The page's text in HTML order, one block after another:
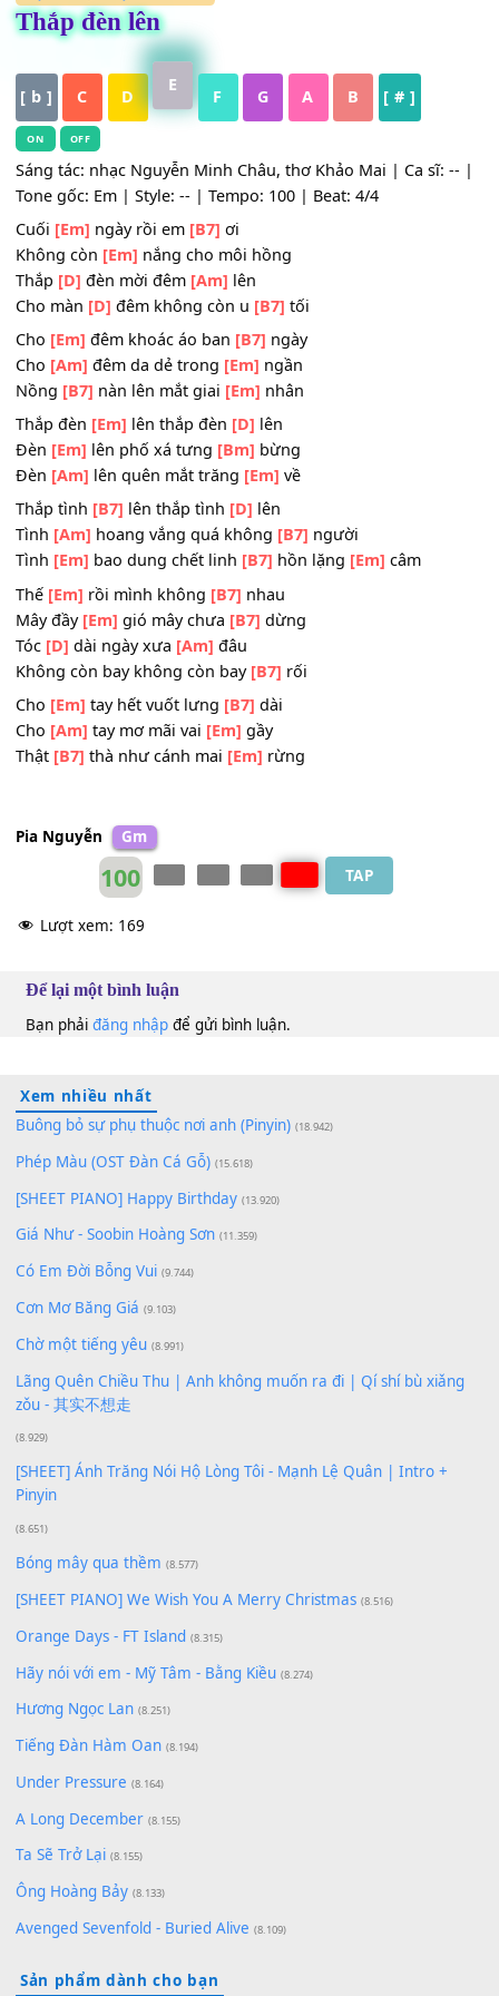
HỢP ÂM Nhạc Trữ Tình
Thắp đèn lên
[ b ] C D F G A B [ # ]
Sáng tác: nhạc Nguyễn Minh Châu, thơ Khảo Mai | Ca
Tone gốc: Em | Style: -- | Tempo: 100 | Beat: 4/4
Cuối[Em]ngày rồi em[B7]ơi
Không còn[Em]nắng cho môi hồng
Thắp[D] đèn mời đêm[Am]lên
Cho màn [D]đêm không còn u[B7]
Cho [Em]đêm khoác áo ban [B7]
Cho[Am]đêm da dẻ trong[Em]ngần
Nồng[B7]nàn lên mắt giai[Em]nhân
Thắp đèn[Em]lên thắp đèn[D]lên
Đèn[Em]lên phố xá tưng [Bm]bừng
Đèn[Am]lên quên mắt trăng
Thắp tình[B7]lên thắp tình[D]lên
Tình[Am] hoang vắng quá không
Tình[Em] bao dung chết linh[B7]hồn lặng
Thế[Em]rồi mình không[B7]nhau
Mây đầy [Em]gió mây chưa[B7]
Tóc
[D] dài ngày xưa [Am]
đâu
Cho[Em]tay hết vuốt lưng
tay mơ mãi vai[Em]gầy
thà như cánh mai [Em]rừng
Pia Nguyễn Gm
100
Lượt xem: 169
Để lại một bình luận
Bạn phảiđăng nhậpđể gửi bình luận.
Xem nhiều nhất
Buông bỏ sự phụ thuộc nơi anh (Pinyin)
Phép Màu (OST Đàn Cá Gỗ)
[SHEET PIANO] Happy Birthday (13.920)
Có Em Đời Bỗng Vui (9.744)
Cơn Mơ Băng Giá
Lãng Quên Chiều Thu | Anh không muốn ra đi | Qí shí bù
zǒu - 其实不想走
[SHEET] Ánh Trăng Nói Hộ Lòng Tôi - Mạnh Lệ Quân | Intro +
Pinyin
(8.651)
Bóng mây qua thềm
[SHEET PIANO] We Wish You A Merry Christmas